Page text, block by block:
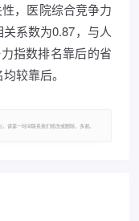
，医院综合竞争力
系数为0.87，与人
指数排名靠后的省
较靠后。
请第一时间联系我们修改或删除，多谢。